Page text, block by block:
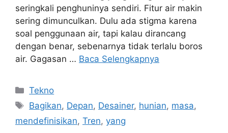
seringkali penghuninya sendiri. Fitur air makin
sering dimunculkan. Dulu ada stigma karena
soal penggunaan air, tapi kalau dirancang
dengan benar, sebenarnya tidak terlalu boros
air. Gagasan … Baca Selengkapnya
Kategori
Tekno
Tag
Bagikan, Depan, Desainer, hunian, masa,
mendefinisikan, Tren, yang